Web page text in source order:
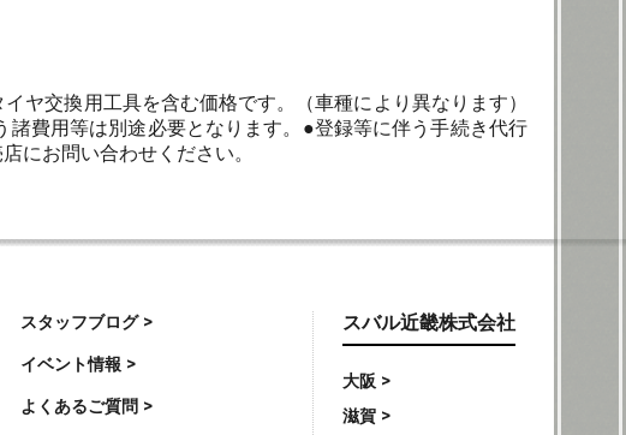
ヤ交換用工具を含む価格です。（車種により異なります）
費用等は別途必要となります。●登録等に伴う手続き代行
にお問い合わせください。
スタッフブログ >
イベント情報 >
よくあるご質問 >
スバル近畿株式会社
大阪 >
滋賀 >